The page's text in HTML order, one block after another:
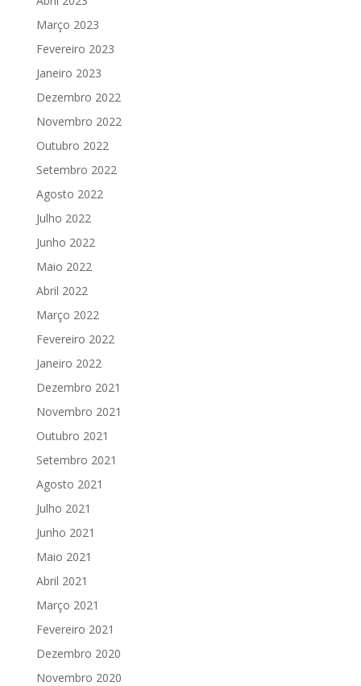
Março 2023
Fevereiro 2023
Janeiro 2023
Dezembro 2022
Novembro 2022
Outubro 2022
Setembro 2022
Agosto 2022
Julho 2022
Junho 2022
Maio 2022
Abril 2022
Março 2022
Fevereiro 2022
Janeiro 2022
Dezembro 2021
Novembro 2021
Outubro 2021
Setembro 2021
Agosto 2021
Julho 2021
Junho 2021
Maio 2021
Abril 2021
Março 2021
Fevereiro 2021
Dezembro 2020
Novembro 2020